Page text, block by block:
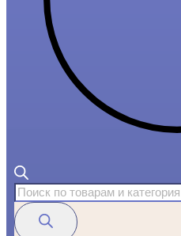
Поиск
товаров